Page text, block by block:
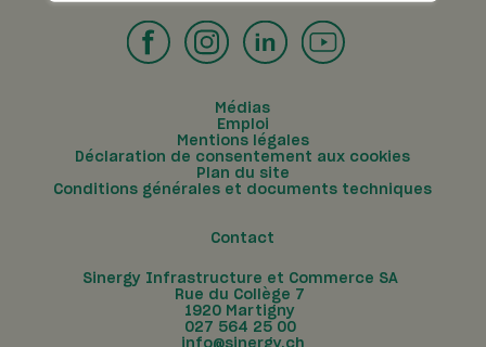
Contact
Sinergy Infrastructure et Commerce SA
Rue du Collège 7
1920 Martigny
027 564 25 00
Médias
Emploi
Mentions légales
Déclaration de consentement aux cookies
Plan du site
Conditions générales et documents techniques